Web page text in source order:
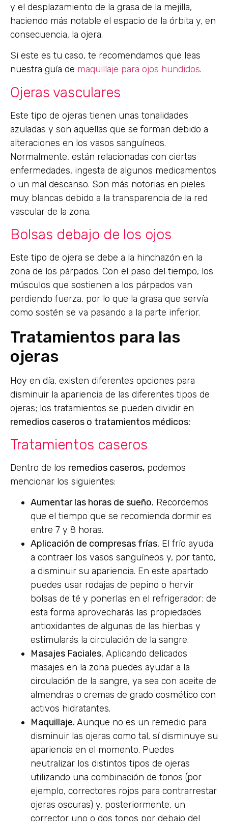
y el desplazamiento de la grasa de la mejilla,
haciendo más notable el espacio de la órbita y, en
consecuencia, la ojera.
Si este es tu caso, te recomendamos que leas
nuestra guía de maquillaje para ojos hundidos.
Ojeras vasculares
Este tipo de ojeras tienen unas tonalidades
azuladas y son aquellas que se forman debido a
alteraciones en los vasos sanguíneos.
Normalmente, están relacionadas con ciertas
enfermedades, ingesta de algunos medicamentos
o un mal descanso. Son más notorias en pieles
muy blancas debido a la transparencia de la red
vascular de la zona.
Bolsas debajo de los ojos
Este tipo de ojera se debe a la hinchazón en la
zona de los párpados. Con el paso del tiempo, los
músculos que sostienen a los párpados van
perdiendo fuerza, por lo que la grasa que servía
como sostén se va pasando a la parte inferior.
Tratamientos para las
ojeras
Hoy en día, existen diferentes opciones para
disminuir la apariencia de las diferentes tipos de
ojeras; los tratamientos se pueden dividir en
remedios caseros o tratamientos médicos:
Tratamientos caseros
Dentro de los remedios caseros, podemos
mencionar los siguientes:
Aumentar las horas de sueño. Recordemos
que el tiempo que se recomienda dormir es
entre 7 y 8 horas.
Aplicación de compresas frías. El frío ayuda
a contraer los vasos sanguíneos y, por tanto,
a disminuir su apariencia. En este apartado
puedes usar rodajas de pepino o hervir
bolsas de té y ponerlas en el refrigerador; de
esta forma aprovecharás las propiedades
antioxidantes de algunas de las hierbas y
estimularás la circulación de la sangre.
Masajes Faciales. Aplicando delicados
masajes en la zona puedes ayudar a la
circulación de la sangre, ya sea con aceite de
almendras o cremas de grado cosmético con
activos hidratantes.
Maquillaje. Aunque no es un remedio para
disminuir las ojeras como tal, sí disminuye su
apariencia en el momento. Puedes
neutralizar los distintos tipos de ojeras
utilizando una combinación de tonos (por
ejemplo, correctores rojos para contrarrestar
ojeras oscuras) y, posteriormente, un
corrector uno o dos tonos por debajo del